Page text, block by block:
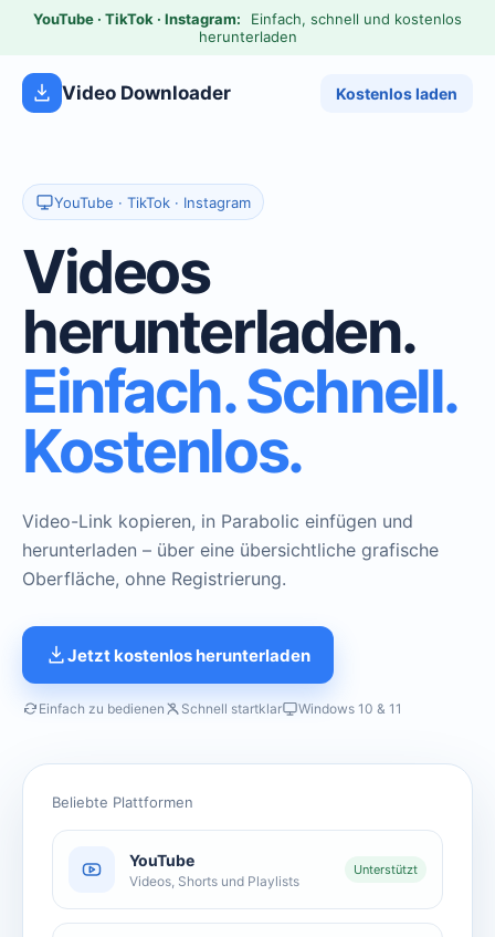
YouTube · TikTok · Instagram:
Einfach, schnell und kostenlos
herunterladen
Video Downloader Kostenlos laden
YouTube · TikTok · Instagram
Videos
herunterladen.
Einfach. Schnell.
Kostenlos.
Video-Link kopieren, in Parabolic einfügen und
herunterladen – über eine übersichtliche grafische
Oberfläche, ohne Registrierung.
Jetzt kostenlos herunterladen
Einfach zu bedienen Schnell startklar Windows 10 & 11
Beliebte Plattformen
YouTube
Videos, Shorts und Playlists
Unterstützt